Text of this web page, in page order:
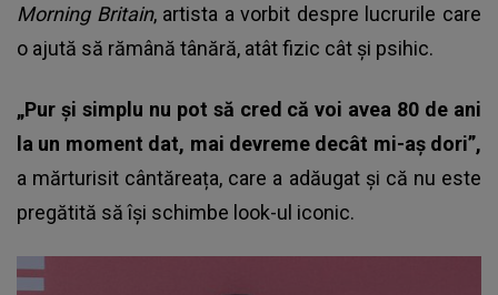
Morning Britain, artista a vorbit despre lucrurile care
o ajută să rămână tânără, atât fizic cât și psihic.
„Pur și simplu nu pot să cred că voi avea 80 de ani
la un moment dat, mai devreme decât mi-aș dori”,
a mărturisit cântăreața, care a adăugat și că nu este
pregătită să își schimbe look-ul iconic.